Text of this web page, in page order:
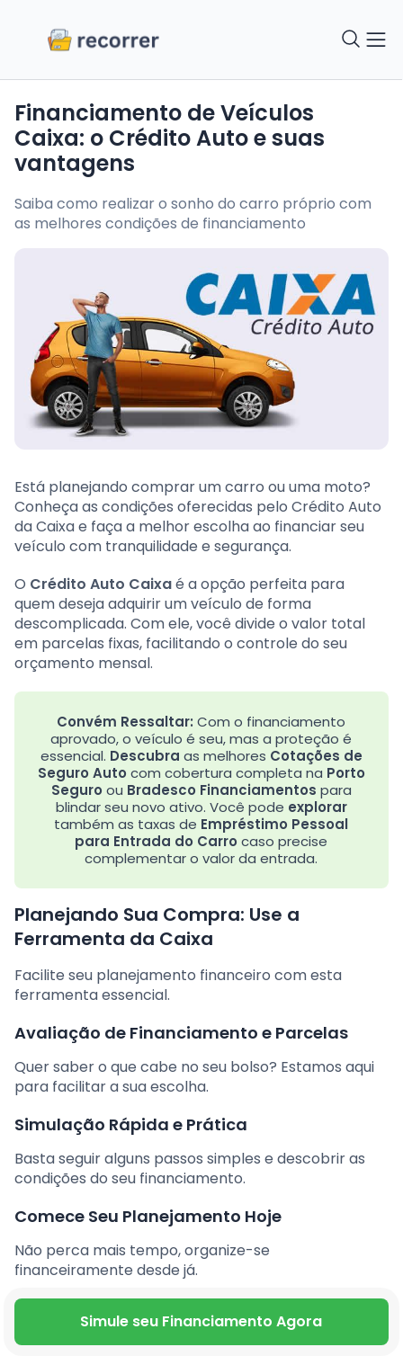
Financiamento de Veículos
Caixa: o Crédito Auto e suas
vantagens
Saiba como realizar o sonho do carro próprio com
as melhores condições de financiamento
Está planejando comprar um carro ou uma moto?
Conheça as condições oferecidas pelo Crédito Auto
da Caixa e faça a melhor escolha ao financiar seu
veículo com tranquilidade e segurança.
O Crédito Auto Caixaé a opção perfeita para
quem deseja adquirir um veículo de forma
descomplicada. Com ele, você divide o valor total
em parcelas fixas, facilitando o controle do seu
orçamento mensal.
Convém Ressaltar: Com o financiamento
aprovado, o veículo é seu, mas a proteção é
essencial. Descubra as melhores Cotações de
Seguro Auto com cobertura completa na Porto
Seguro ou Bradesco Financiamentos para
blindar seu novo ativo. Você pode explorar
também as taxas de Empréstimo Pessoal
para Entrada do Carro caso precise
complementar o valor da entrada.
Planejando Sua Compra: Use a
Ferramenta da Caixa
Facilite seu planejamento financeiro com esta
ferramenta essencial.
Avaliação de Financiamento e Parcelas
Quer saber o que cabe no seu bolso? Estamos aqui
para facilitar a sua escolha.
Simulação Rápida e Prática
Basta seguir alguns passos simples e descobrir as
condições do seu financiamento.
Comece Seu Planejamento Hoje
Não perca mais tempo, organize-se
financeiramente desde já.
Simule seu Financiamento Agora